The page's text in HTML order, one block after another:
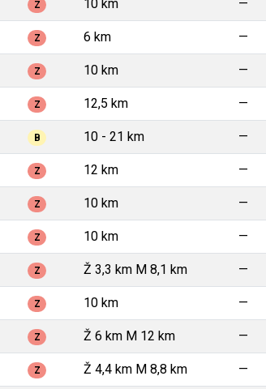
Z 10 km —
Z 6 km —
Z 10 km —
Z 12,5 km —
B 10 - 21 km —
Z 12 km —
Z 10 km —
Z 10 km —
Z Ž 3,3 km M 8,1 km —
Z 10 km —
Z Ž 6 km M 12 km —
Z Ž 4,4 km M 8,8 km —